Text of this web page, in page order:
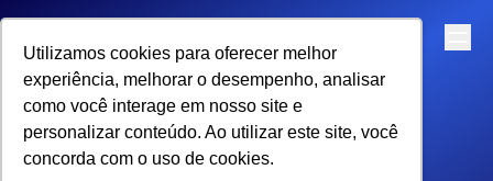
Utilizamos cookies para oferecer melhor
experiência, melhorar o desempenho, analisar
como você interage em nosso site e
personalizar conteúdo. Ao utilizar este site, você
concorda com o uso de cookies.